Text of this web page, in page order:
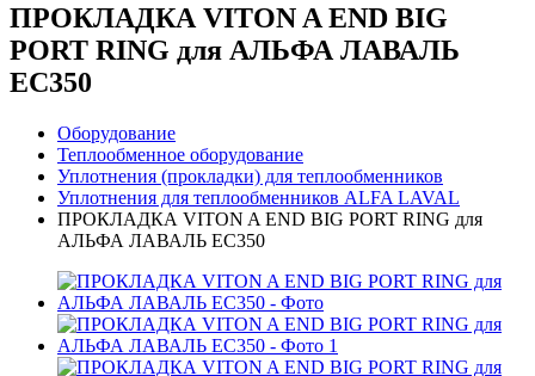
ПРОКЛАДКА VITON A END BIG
PORT RING для АЛЬФА ЛАВАЛЬ
EC350
Оборудование
Теплообменное оборудование
Уплотнения (прокладки) для теплообменников
Уплотнения для теплообменников ALFA LAVAL
ПРОКЛАДКА VITON A END BIG PORT RING для
АЛЬФА ЛАВАЛЬ EC350